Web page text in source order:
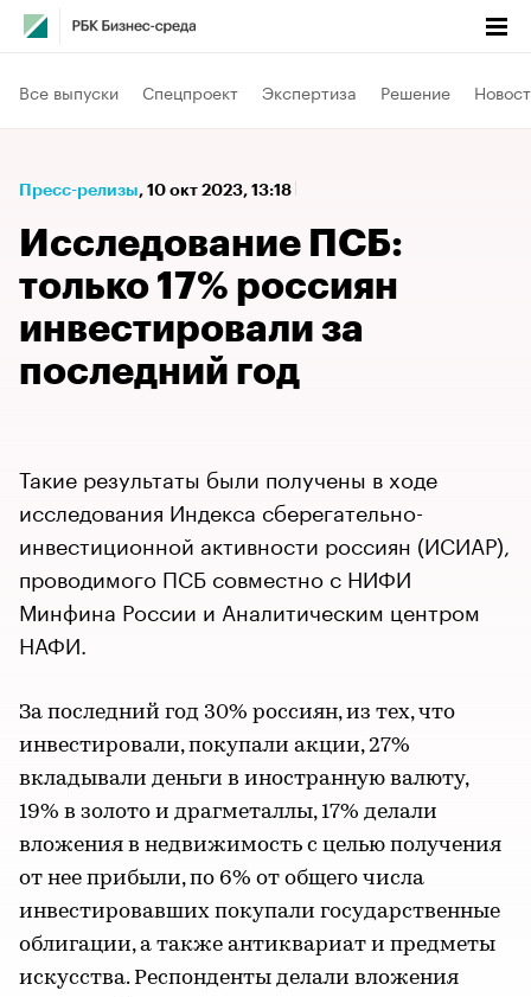
Все выпуски Спецпроект Экспертиза Решение
Пресс-релизы⁠, 10 окт 2023, 13:18
Исследование ПСБ:
только 17% россиян
инвестировали за
последний год​
Такие результаты были получены в ходе
исследования Индекса сберегательно-
инвестиционной активности россиян (ИСИАР),
проводимого ПСБ совместно с НИФИ
Минфина России и Аналитическим центром
НАФИ.
За последний год 30% россиян, из тех, что
инвестировали, покупали акции, 27%
вкладывали деньги в иностранную валюту,
19% в золото и драгметаллы, 17% делали
вложения в недвижимость с целью получения
от нее прибыли, по 6% от общего числа
инвестировавших покупали государственные
облигации, а также антиквариат и предметы
искусства. Респонденты делали вложения